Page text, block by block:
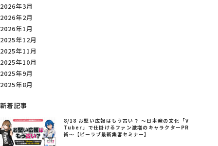
2026年3月
2026年2月
2026年1月
2025年12月
2025年11月
2025年10月
2025年9月
2025年8月
新着記事
8/18 お堅い広報はもう古い？ ～日本発の文化「V
Tuber」で仕掛けるファン激増のキャラクターPR
術～【ビーラブ最新集客セミナー】